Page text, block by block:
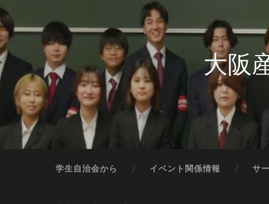
大阪
学生自治会から イベント関係情報 サ